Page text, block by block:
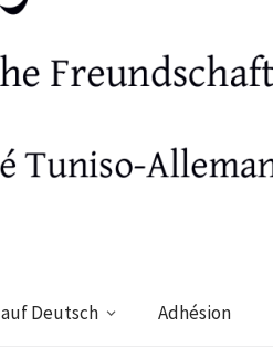
auf Deutsch Adhésion